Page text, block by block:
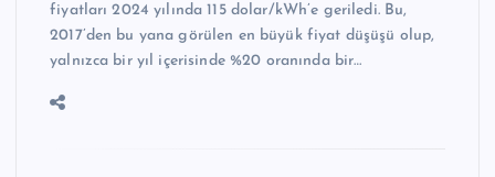
fiyatları 2024 yılında 115 dolar/kWh’e geriledi. Bu,
2017’den bu yana görülen en büyük fiyat düşüşü olup,
yalnızca bir yıl içerisinde %20 oranında bir…